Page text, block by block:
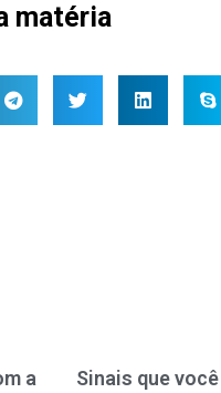
matéria
a
Sinais que